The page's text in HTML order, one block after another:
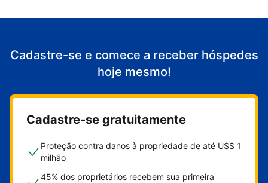
Cadastre-se e comece a receber hóspedes
hoje mesmo!
Cadastre-se gratuitamente
Proteção contra danos à propriedade de até US$ 1
milhão
45% dos proprietários recebem sua primeira